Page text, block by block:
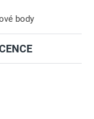
body